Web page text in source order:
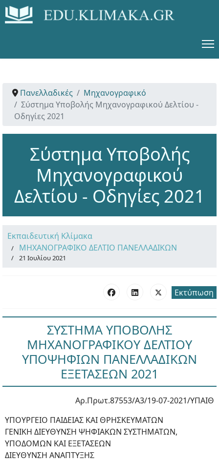
Πανελλαδικές
Μηχανογραφικό
Σύστημα Υποβολής Μηχανογραφικού Δελτίου -
Οδηγίες 2021
Σύστημα Υποβολής
Μηχανογραφικού
Δελτίου - Οδηγίες 2021
Εκπαιδευτική Κλίμακα
ΜΗΧΑΝΟΓΡΑΦΙΚΟ ΔΕΛΤΙΟ ΠΑΝΕΛΛΑΔΙΚΩΝ
21 Ιουλίου 2021
Εκτύπωση
ΣΥΣΤΗΜΑ ΥΠΟΒΟΛΗΣ
ΜΗΧΑΝΟΓΡΑΦΙΚΟΥ ΔΕΛΤΙΟΥ
ΥΠΟΨΗΦΙΩΝ ΠΑΝΕΛΛΑΔΙΚΩΝ
ΕΞΕΤΑΣΕΩΝ 2021
Αρ.Πρωτ.87553/Α3/19-07-2021/ΥΠΑΙΘ
ΥΠΟΥΡΓΕΙΟ ΠΑΙΔΕΙΑΣ ΚΑΙ ΘΡΗΣΚΕΥΜΑΤΩΝ
ΓΕΝΙΚΗ ΔΙΕΥΘΥΝΣΗ ΨΗΦΙΑΚΩΝ ΣΥΣΤΗΜΑΤΩΝ,
ΥΠΟΔΟΜΩΝ ΚΑΙ ΕΞΕΤΑΣΕΩΝ
ΔΙΕΥΘΥΝΣΗ ΑΝΑΠΤΥΞΗΣ